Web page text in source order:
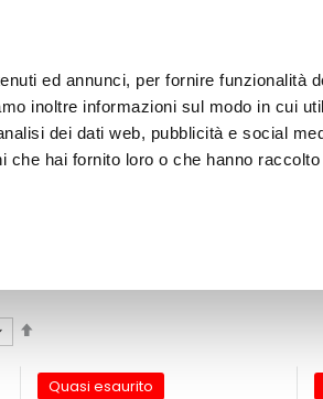
ed annunci, per fornire funzionalità
inoltre informazioni sul modo in cui
dei dati web, pubblicità e social
che hai fornito loro o che hanno
decrescente
Quasi esaurito